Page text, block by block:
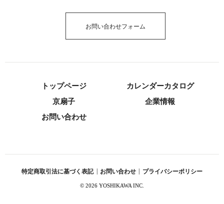
お問い合わせフォーム
トップページ
カレンダーカタログ
京扇子
企業情報
お問い合わせ
特定商取引法に基づく表記 お問い合わせ プライバシーポリシー
© 2026 YOSHIKAWA INC.